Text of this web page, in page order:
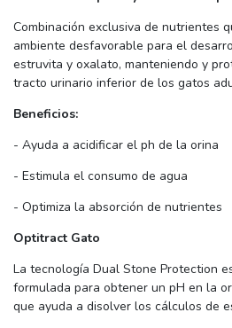
Combinación exclusiva de nutrientes
ambiente desfavorable para el
estruvita y oxalato, manteniendo y
tracto urinario inferior de los gatos
Beneficios:
- Ayuda a acidificar el ph de la orina
- Estimula el consumo de agua
- Optimiza la absorción de nutrientes
Optitract Gato
La tecnología Dual Stone Protection
formulada para obtener un pH en la
que ayuda a disolver los cálculos de